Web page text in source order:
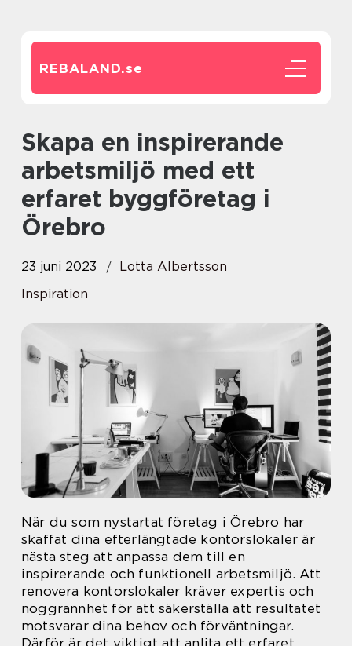
REBALAND.se
Skapa en inspirerande
arbetsmiljö med ett
erfaret byggföretag i
Örebro
23 juni 2023
Lotta Albertsson
Inspiration
När du som nystartat företag i Örebro har
skaffat dina efterlängtade kontorslokaler är
nästa steg att anpassa dem till en
inspirerande och funktionell arbetsmiljö. Att
renovera kontorslokaler kräver expertis och
noggrannhet för att säkerställa att resultatet
motsvarar dina behov och förväntningar.
Därför är det viktigt att anlita ett erfaret